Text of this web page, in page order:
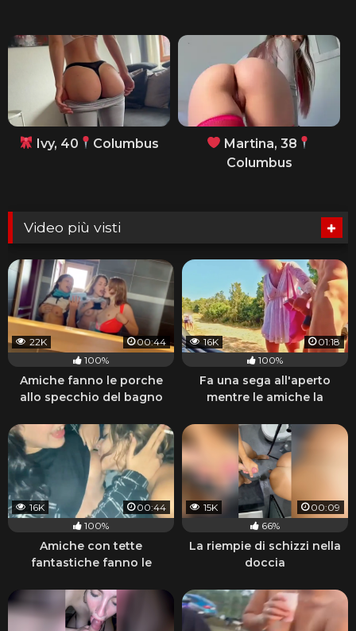
Ivy, 40 Columbus
Martina, 38
Columbus
Video più visti
22K
00:44
100%
Amiche fanno le porche
allo specchio del bagno
16K
01:18
100%
Fa una sega all'aperto
mentre le amiche la
16K
00:44
100%
Amiche con tette
fantastiche fanno le
15K
00:09
66%
La riempie di schizzi nella
doccia